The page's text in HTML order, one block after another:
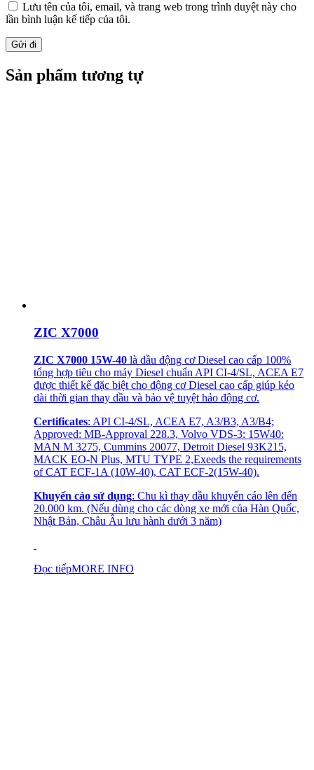
Lưu tên của tôi, email, và trang web trong trình duyệt này cho
lần bình luận kế tiếp của tôi.
Sản phẩm tương tự
ZIC X7000
ZIC X7000 15W-40 là dầu động cơ Diesel cao cấp 100%
tổng hợp tiêu cho máy Diesel chuẩn API CI-4/SL, ACEA E7
được thiết kế đặc biệt cho động cơ Diesel cao cấp giúp kéo
dài thời gian thay dầu và bảo vệ tuyệt hảo động cơ.
Certificates: API CI-4/SL, ACEA E7, A3/B3, A3/B4;
Approved: MB-Approval 228.3, Volvo VDS-3: 15W40:
MAN M 3275, Cummins 20077, Detroit Diesel 93K215,
MACK EO-N Plus, MTU TYPE 2,Exeeds the requirements
of CAT ECF-1A (10W-40), CAT ECF-2(15W-40).
Khuyến cáo sử dụng: Chu kì thay dầu khuyến cáo lên đến
20.000 km. (Nếu dùng cho các dòng xe mới của Hàn Quốc,
Nhật Bản, Châu Âu lưu hành dưới 3 năm)
Đọc tiếpMORE INFO